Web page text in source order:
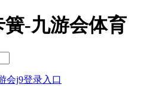
-九游会体育
会j9登录入口